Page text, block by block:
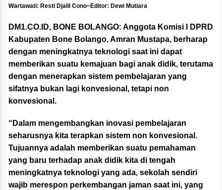
Wartawati: Resti Djalil Cono~Editor: Dewi Mutiara
DM1.CO.ID, BONE BOLANGO: Anggota Komisi I DPRD
Kabupaten Bone Bolango, Amran Mustapa, berharap
dengan meningkatnya teknologi saat ini dapat
memberikan suatu kemajuan bagi anak didik, terutama
dengan menerapkan sistem pembelajaran yang
sifatnya bukan lagi konvesional, tetapi non
konvesional.
“Dalam mengembangkan inovasi pembelajaran
seharusnya kita terapkan sistem non konvesional.
Tujuannya adalah memberikan suatu pemahaman
yang baru terhadap anak didik kita di tengah
meningkatnya teknologi yang ada, sekolah sendiri
wajib merespon perkembangan jaman saat ini, yang